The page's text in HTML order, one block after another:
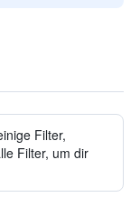
Filter,
Filter, um dir